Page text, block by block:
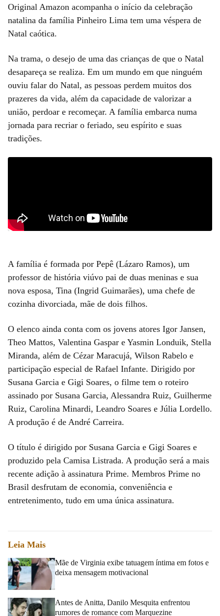
Original Amazon acompanha o início da celebração
natalina da família Pinheiro Lima tem uma véspera de
Natal caótica.
Na trama, o desejo de uma das crianças de que o Natal
desapareça se realiza. Em um mundo em que ninguém
ouviu falar do Natal, as pessoas perdem muitos dos
prazeres da vida, além da capacidade de valorizar a
união, perdoar e recomeçar. A família embarca numa
jornada para recriar o feriado, seu espírito e suas
tradições.
A família é formada por Pepê (Lázaro Ramos), um
professor de história viúvo pai de duas meninas e sua
nova esposa, Tina (Ingrid Guimarães), uma chefe de
cozinha divorciada, mãe de dois filhos.
O elenco ainda conta com os jovens atores Igor Jansen,
Theo Mattos, Valentina Gaspar e Yasmin Londuik, Stella
Miranda, além de Cézar Maracujá, Wilson Rabelo e
participação especial de Rafael Infante. Dirigido por
Susana Garcia e Gigi Soares, o filme tem o roteiro
assinado por Susana Garcia, Alessandra Ruiz, Guilherme
Ruiz, Carolina Minardi, Leandro Soares e Júlia Lordello.
A produção é de André Carreira.
O título é dirigido por Susana Garcia e Gigi Soares e
produzido pela Camisa Listrada. A produção será a mais
recente adição à assinatura Prime. Membros Prime no
Brasil desfrutam de economia, conveniência e
entretenimento, tudo em uma única assinatura.
Leia Mais
Mãe de Virginia exibe tatuagem íntima em fotos e
deixa mensagem motivacional
Antes de Anitta, Danilo Mesquita enfrentou
rumores de romance com Marquezine